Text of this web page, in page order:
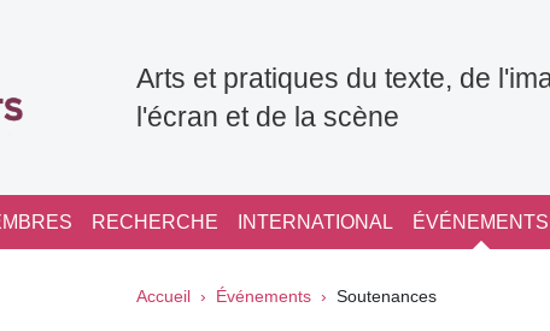
Arts et pratiques du texte, de
l'écran et de la scène
RECHERCHE INTERNATIONAL ÉVÉNEMENTS
Fil d'Ariane
Accueil Événements Soutenances